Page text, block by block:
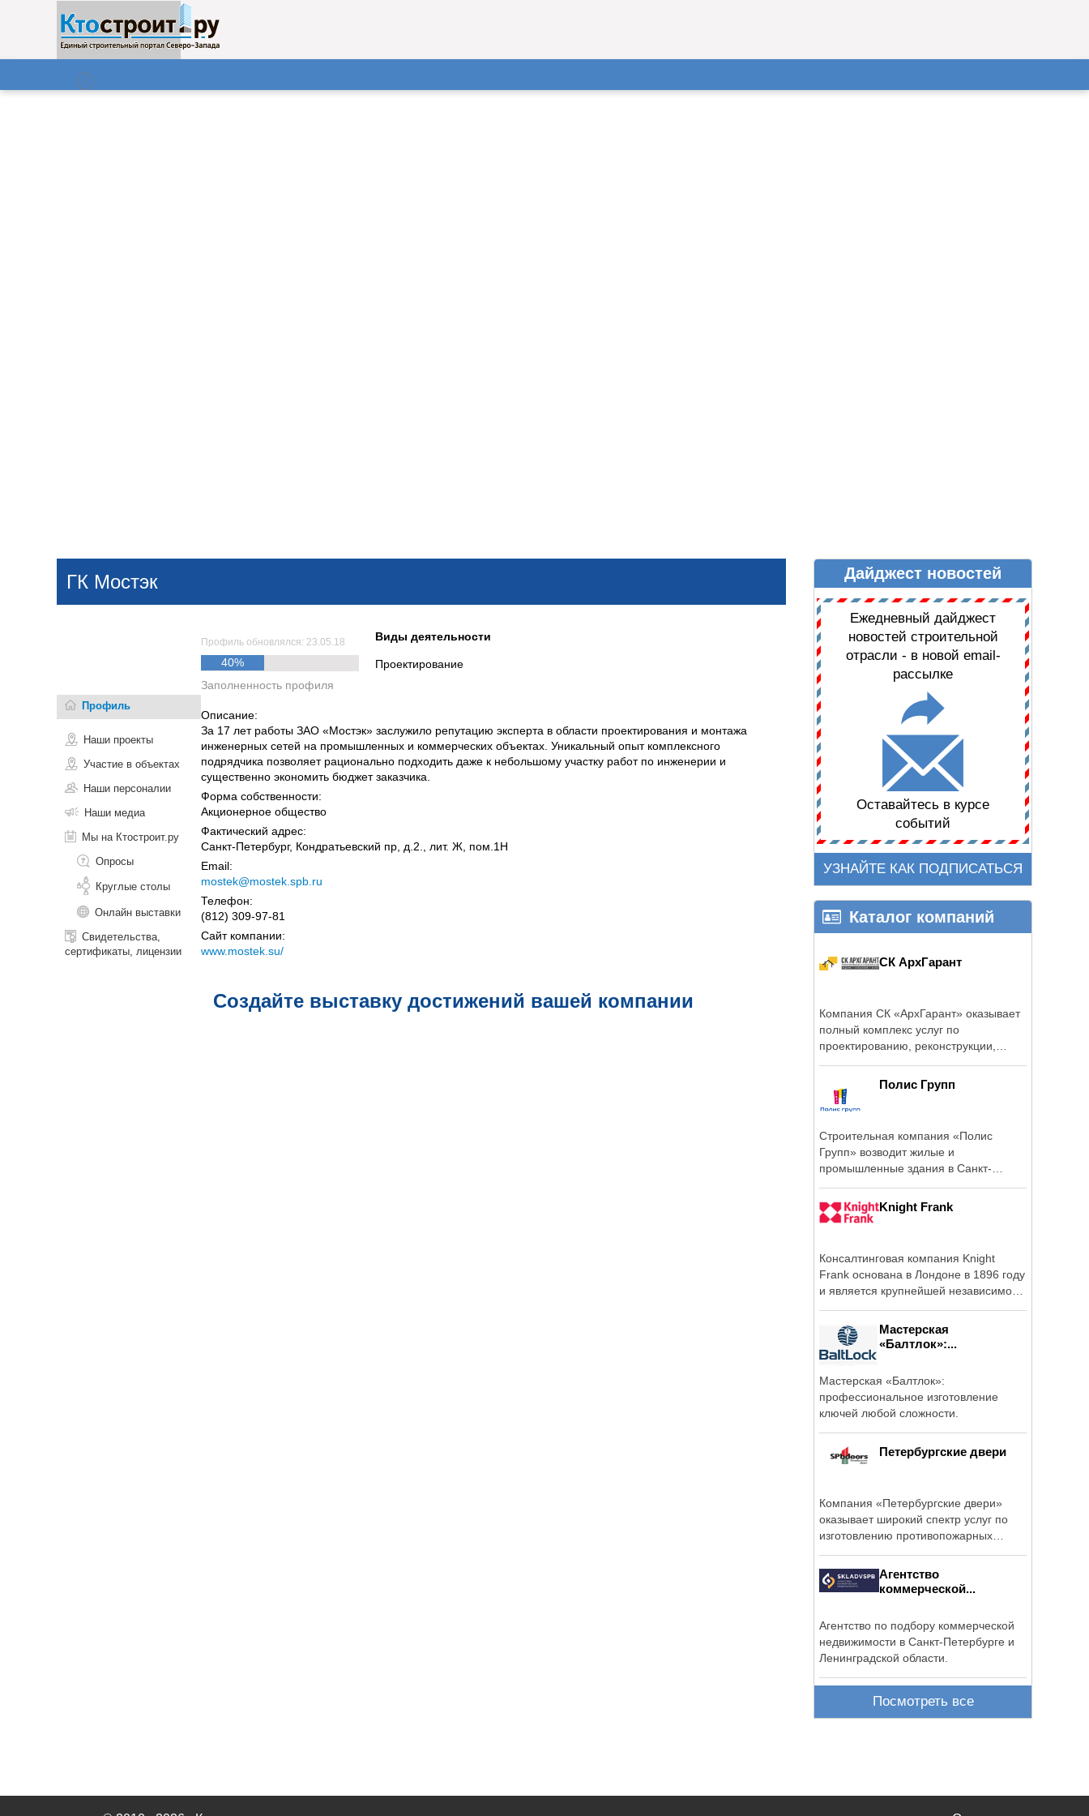
Поиск
НОВОСТИ ДАЙДЖЕСТ НОВОСТЕЙ
ГК Мостэк
Профиль
Наши проекты
Участие в объектах
Наши персоналии
Наши медиа
Мы на Ктостроит.ру
Опросы
Круглые столы
Онлайн выставки
Свидетельства,
сертификаты, лицензии
Профиль обновлялся: 23.05.18
40%
Заполненность профиля
Виды деятельности
Проектирование
Описание:
За 17 лет работы ЗАО «Мостэк» заслужило репутацию эксперта в области проектирования и монтажа
инженерных сетей на промышленных и коммерческих объектах. Уникальный опыт комплексного
подрядчика позволяет рационально подходить даже к небольшому участку работ по инженерии и
существенно экономить бюджет заказчика.
Форма собственности:
Акционерное общество
Фактический адрес:
Санкт-Петербург, Кондратьевский пр, д.2., лит. Ж, пом.1Н
Email:
mostek@mostek.spb.ru
Телефон:
(812) 309-97-81
Сайт компании:
www.mostek.su/
Создайте выставку достижений вашей компании
Дайджест новостей
Ежедневный дайджест
новостей строительной
отрасли - в новой email-
рассылке
Оставайтесь в курсе
событий
УЗНАЙТЕ КАК ПОДПИСАТЬСЯ
Каталог компаний
СК АрхГарант
Компания СК «АрхГарант» оказывает
полный комплекс услуг по
проектированию, реконструкции,
Полис Групп
Строительная компания «Полис
Групп» возводит жилые и
промышленные здания в Санкт-
Knight Frank
Консалтинговая компания Knight
Frank основана в Лондоне в 1896 году
и является крупнейшей независимой
Мастерская
«Балтлок»:...
Мастерская «Балтлок»:
профессиональное изготовление
ключей любой сложности.
Петербургские двери
Компания «Петербургские двери»
оказывает широкий спектр услуг по
изготовлению противопожарных
Агентство
коммерческой...
Агентство по подбору коммерческой
недвижимости в Санкт-Петербурге и
Ленинградской области.
Посмотреть все